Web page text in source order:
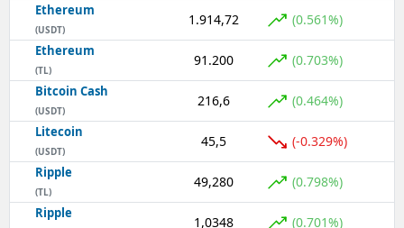
Ethereum
(USDT)
1.914,72 (0.561%)
Ethereum
(TL)
91.200 (0.703%)
Bitcoin Cash
(USDT)
216,6 (0.464%)
Litecoin
(USDT)
45,5 (-0.329%)
Ripple
(TL)
49,280 (0.798%)
Ripple
1,0348 (0.701%)